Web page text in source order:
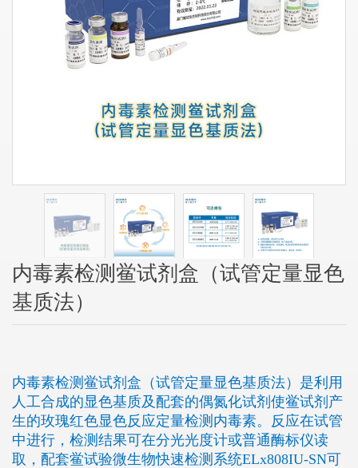
内毒素检测鲎试剂盒（试管定量显色
基质法）
内毒素检测鲎试剂盒（试管定量显色基质法）是利用
人工合成的显色基质及配套的偶氮化试剂使鲎试剂产
生的玫瑰红色显色反应定量检测内毒素。反应在试管
中进行，检测结果可在分光光度计或普通酶标仪读
取，配套鲎试验微生物快速检测系统ELx808IU-SN可